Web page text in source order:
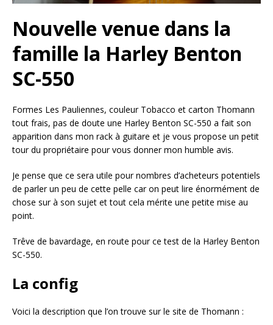
Nouvelle venue dans la
famille la Harley Benton
SC-550
Formes Les Pauliennes, couleur Tobacco et carton Thomann
tout frais, pas de doute une Harley Benton SC-550 a fait son
apparition dans mon rack à guitare et je vous propose un petit
tour du propriétaire pour vous donner mon humble avis.
Je pense que ce sera utile pour nombres d’acheteurs potentiels
de parler un peu de cette pelle car on peut lire énormément de
chose sur à son sujet et tout cela mérite une petite mise au
point.
Trêve de bavardage, en route pour ce test de la Harley Benton
SC-550.
La config
Voici la description que l’on trouve sur le site de Thomann :